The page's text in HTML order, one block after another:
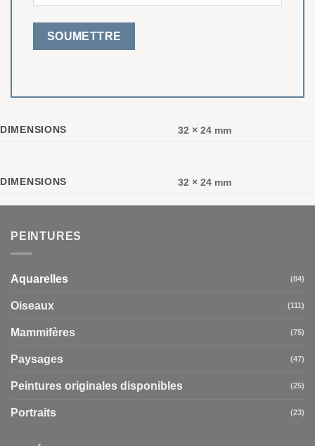
DIMENSIONS 32 × 24 mm
DIMENSIONS 32 × 24 mm
PEINTURES
Aquarelles (84)
Oiseaux (111)
Mammifères (75)
Paysages (47)
Peintures originales disponibles (25)
Portraits (23)